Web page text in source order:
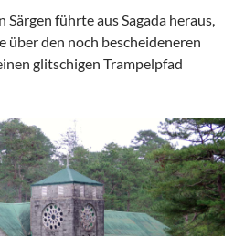
Särgen führte aus Sagada heraus,
über den noch bescheideneren
glitschigen Trampelpfad